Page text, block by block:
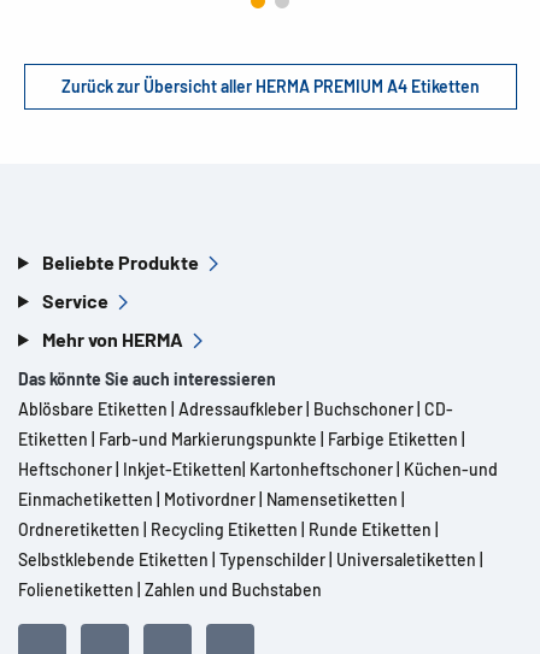
Zurück zur Übersicht aller HERMA PREMIUM A4 Etiketten
Beliebte Produkte
Service
Mehr von HERMA
Das könnte Sie auch interessieren
Ablösbare Etiketten Adressaufkleber Buchschoner CD-
Etiketten
Farb-und Markierungspunkte Farbige Etiketten
Heftschoner Inkjet-Etiketten Kartonheftschoner Küchen-und
Einmachetiketten
Motivordner Namensetiketten
Ordneretiketten
Recycling Etiketten Runde Etiketten
Selbstklebende Etiketten Typenschilder Universaletiketten
Folienetiketten Zahlen und Buchstaben